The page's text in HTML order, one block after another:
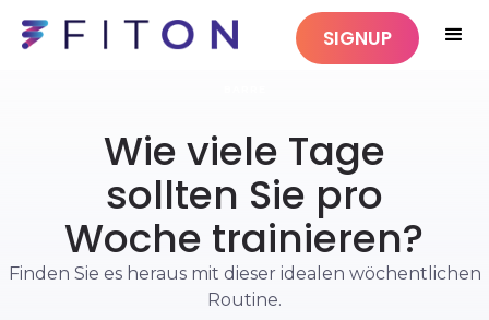
SIGNUP
Wie viele Tage
sollten Sie pro
Woche trainieren?
Finden Sie es heraus mit dieser idealen wöchentlichen
Routine.